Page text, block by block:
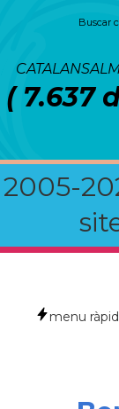
Buscar
( 7.637
2005-
menu